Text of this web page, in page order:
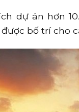
dự án hơn
bố trí cho